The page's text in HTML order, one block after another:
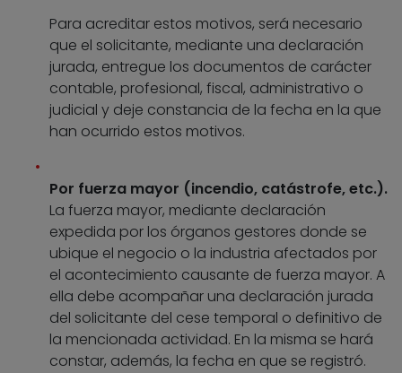
Para acreditar estos motivos, será necesario
que el solicitante, mediante una declaración
jurada, entregue los documentos de carácter
contable, profesional, fiscal, administrativo o
judicial y deje constancia de la fecha en la que
han ocurrido estos motivos.
Por fuerza mayor (incendio, catástrofe, etc.).
La fuerza mayor, mediante declaración
expedida por los órganos gestores donde se
ubique el negocio o la industria afectados por
el acontecimiento causante de fuerza mayor. A
ella debe acompañar una declaración jurada
del solicitante del cese temporal o definitivo de
la mencionada actividad. En la misma se hará
constar, además, la fecha en que se registró.